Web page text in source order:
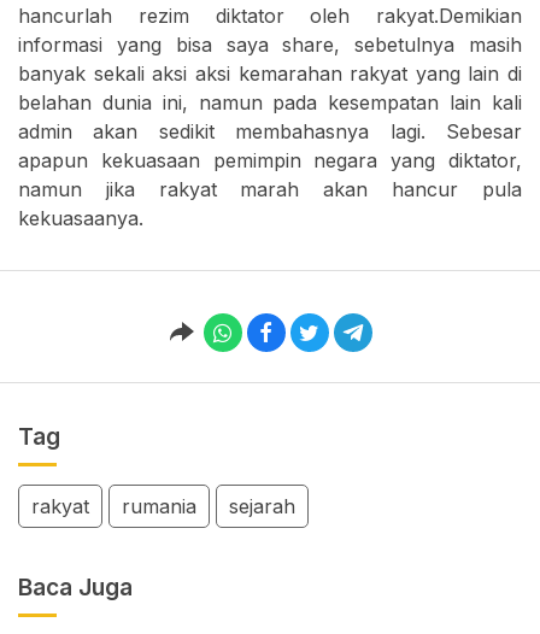
hancurlah rezim diktator oleh rakyat.Demikian
informasi yang bisa saya share, sebetulnya masih
banyak sekali aksi aksi kemarahan rakyat yang lain di
belahan dunia ini, namun pada kesempatan lain kali
admin akan sedikit membahasnya lagi. Sebesar
apapun kekuasaan pemimpin negara yang diktator,
namun jika rakyat marah akan hancur pula
kekuasaanya.
Tag
rakyat rumania sejarah
Baca Juga